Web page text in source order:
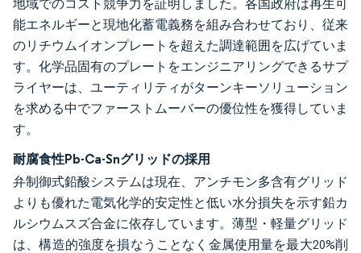
地域でのコスト競争力を証明しました。各国政府は再生可
能エネルギーと現地化蓄電義務を組み合わせており、従来
のリチウムイオンプレートを超えた調達範囲を広げていま
す。化学品固有のプレートをエンジニアリングできるサプ
ライヤーは、ユーティリティがターンキーソリューション
を求める中でファーストムーバーの優位性を獲得していま
す。
耐腐食性Pb-Ca-Snグリッドの採用
弁制御式鉛酸システムは現在、アンチモン多含有グリッド
よりも優れた電気化学的安定性と低い水分損失を示す鉛カ
ルシウムスズ合金に依存しています。薄型・軽量グリッド
は、構造的強度を損なうことなく金属使用量を最大20%削